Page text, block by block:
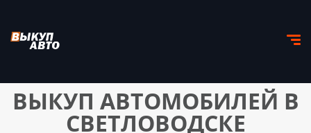
ВЫКУП АВТОМОБИЛЕЙ В
СВЕТЛОВОДСКЕ